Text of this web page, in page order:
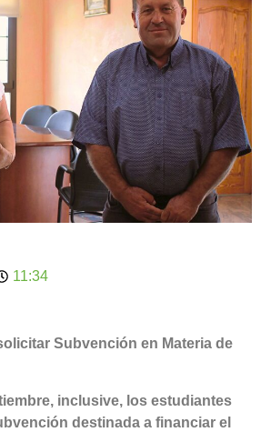
11:34
Subvención en Materia de
inclusive, los estudiantes
destinada a financiar el